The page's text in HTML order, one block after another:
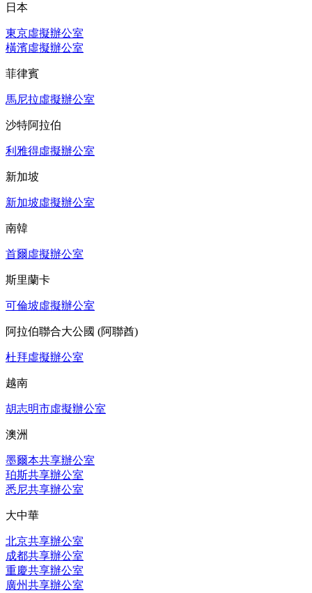
日本
東京虛擬辦公室
橫濱虛擬辦公室
菲律賓
馬尼拉虛擬辦公室
沙特阿拉伯
利雅得虛擬辦公室
新加坡
新加坡虛擬辦公室
南韓
首爾虛擬辦公室
斯里蘭卡
可倫坡虛擬辦公室
阿拉伯聯合大公國 (阿聯酋)
杜拜虛擬辦公室
越南
胡志明市虛擬辦公室
澳洲
墨爾本共享辦公室
珀斯共享辦公室
悉尼共享辦公室
大中華
北京共享辦公室
成都共享辦公室
重慶共享辦公室
廣州共享辦公室